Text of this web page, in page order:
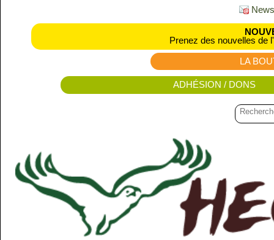
Prenez des nouvelles de
LA
ADHÉSION / DONS